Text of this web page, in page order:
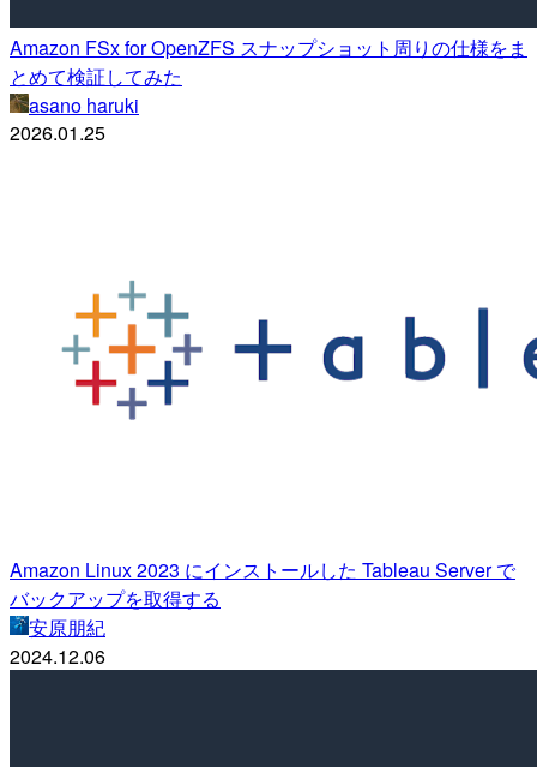
Amazon FSx for OpenZFS スナップショット周りの仕様をま
とめて検証してみた
asano haruki
2026.01.25
Amazon Linux 2023 にインストールした Tableau Server で
バックアップを取得する
安原朋紀
2024.12.06